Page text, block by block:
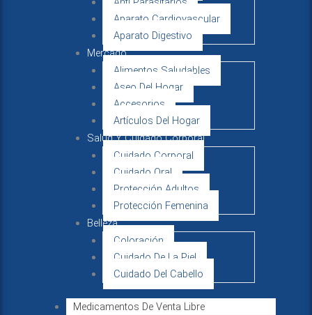
Aparato Cardiovascular
Aparato Digestivo
Mercado
Alimentos Saludables
Aseo Del Hogar
Accesorios
Artículos Del Hogar
Salud Y Cuidado Corporal
Cuidado Corporal
Cuidado Oral
Protección Adultos
Protección Femenina
Belleza
Coloración
Cuidado De La Piel
Cuidado Del Cabello
Medicamentos De Venta Libre